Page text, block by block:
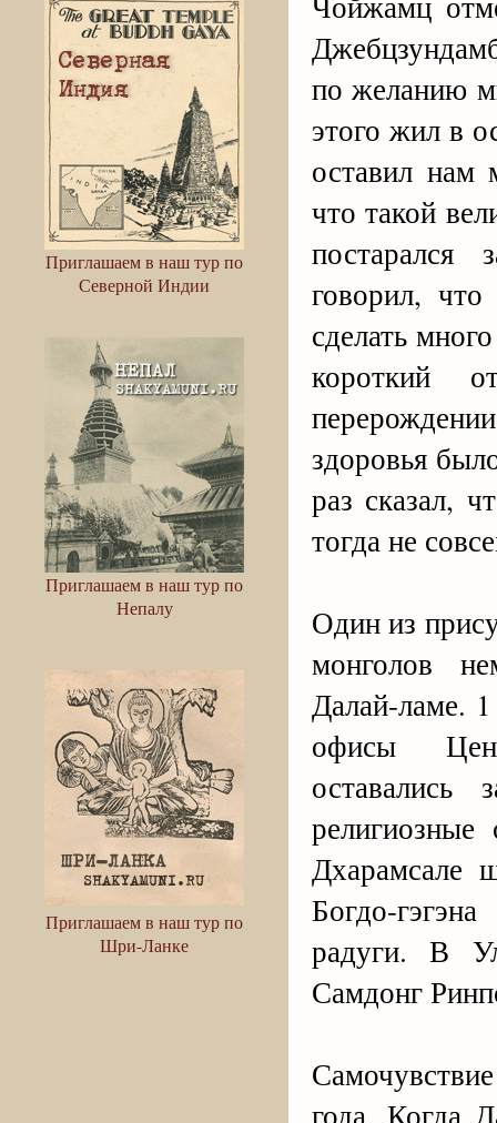
Приглашаем в наш тур по
Северной Индии
Приглашаем в наш тур по
Непалу
Приглашаем в наш тур по
Шри-Ланке
по желанию
этого жил в
оставил нам
что такой
постарался
говорил,
сделать
короткий
здоровья
раз сказал,
тогда не
Один из
монголов
Далай-ламе.
офисы
Дхарамсале
Богдо-
радуги. В
Самдонг